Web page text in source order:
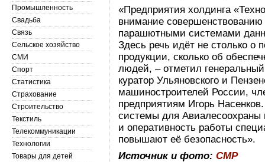
«Предприятия холдинга
внимание
парашютными системами
Здесь речь идёт не столько о
продукции, сколько об
людей, – отметил
куратор Ульяновского и
машиностроителей России,
предприятиям Игорь
системы для Авиалесоохраны
и оперативность работы
повышают её безопасность».
Источник и фото:СМР
Промышленность
Свадьба
Связь
Сельское хозяйство
СМИ
Спорт
Статистика
Страхование
Строительство
Текстиль
Телекоммуникации
Технологии
Товары для детей